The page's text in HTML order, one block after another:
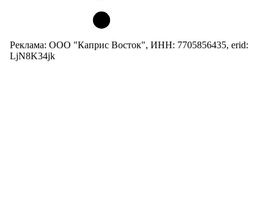
Реклама: ООО "Каприс Восток", ИНН: 7705856435, erid:
LjN8K34jk